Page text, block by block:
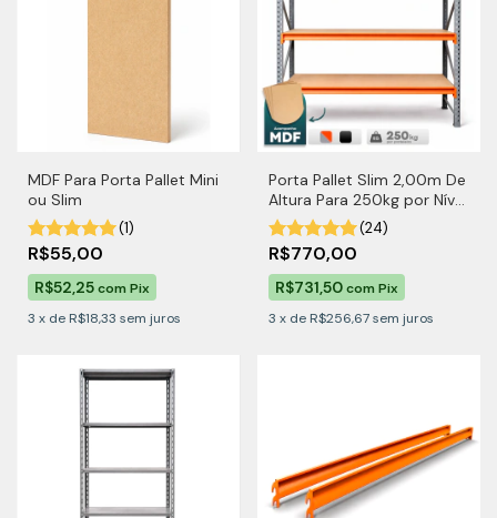
MDF Para Porta Pallet Mini
ou Slim
(1)
R$55,00
R$52,25comPix
3 x de R$18,33 sem juros
Porta Pallet Slim 2,00m De
Altura Para 250kg por Nível
Com MDF
(24)
R$770,00
R$731,50com Pix
3 x de R$256,67 sem juros